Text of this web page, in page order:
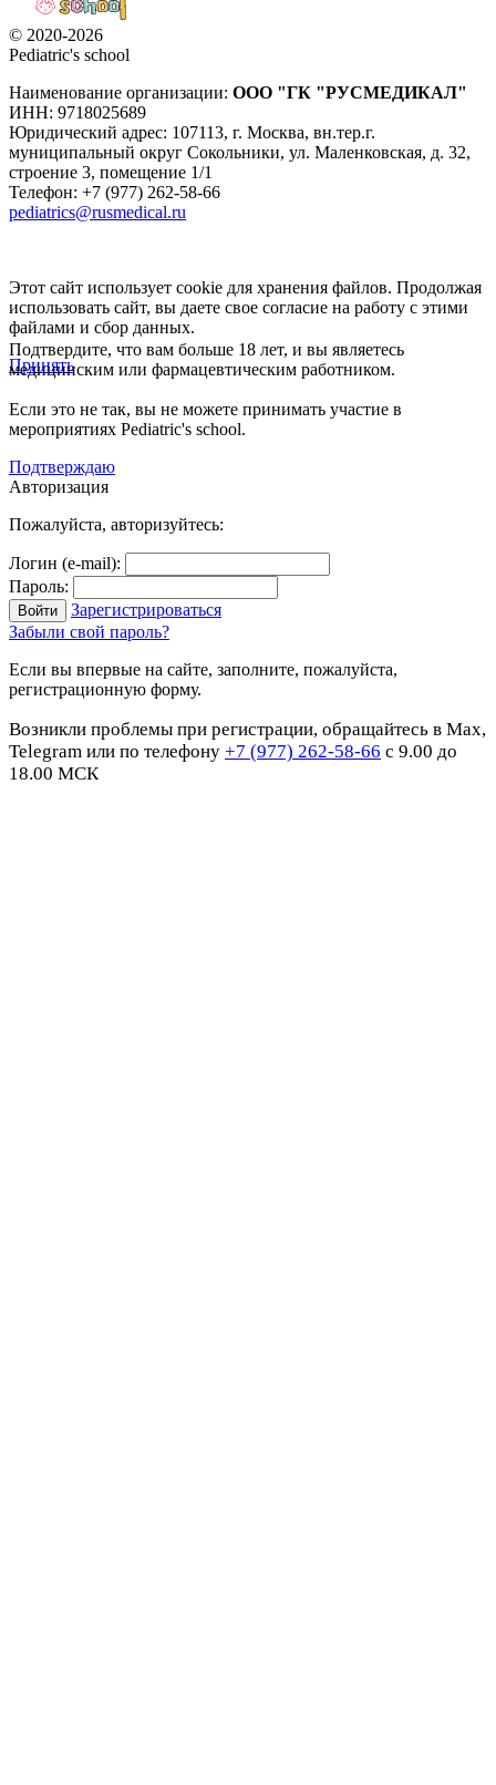
© 2020-2026
Pediatric's school
Наименование организации: ООО "ГК "РУСМЕДИКАЛ"
ИНН: 9718025689
Юридический адрес: 107113, г. Москва, вн.тер.г.
муниципальный округ Сокольники, ул. Маленковская, д. 32,
строение 3, помещение 1/1
Телефон: +7 (977) 262-58-66
pediatrics@rusmedical.ru
Этот сайт использует cookie для хранения файлов. Продолжая
использовать сайт, вы даете свое согласие на работу с этими
файлами и сбор данных.
Принять
Подтвердите, что вам больше 18 лет, и вы являетесь
медицинским или фармацевтическим работником.
Если это не так, вы не можете принимать участие в
мероприятиях Pediatric's school.
Подтверждаю
Авторизация
Пожалуйста, авторизуйтесь:
Логин (e-mail):
Пароль:
Зарегистрироваться
Забыли свой пароль?
Если вы впервые на сайте, заполните, пожалуйста,
регистрационную форму.
Возникли проблемы при регистрации, обращайтесь в Max,
Telegram или по телефону +7 (977) 262-58-66 с 9.00 до
18.00 МСК